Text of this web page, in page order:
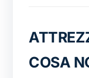
COSA